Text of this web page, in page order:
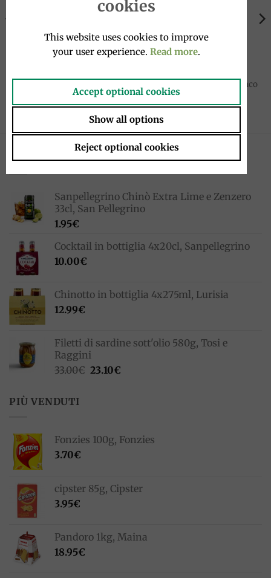
5.90€
Abbracci 350g, Mulino Bianco
5.50€
NOVITÀ
Sanpellegrino Chinò Extra Lime e Zenzero
33cl, San Pellegrino
1.95€
Cocktail in bottiglia 4x20cl, Sanpellegrino
10.00€
Chinotto in bottiglia 4x275ml, Lurisia
12.99€
Filetti di sardine sott'olio 580g, Tosi e
Raggini
33.00€ Il
23.10€Il
PIÙ VENDUTI
Fonzies 100g, Fonzies
3.70€
cipster 85g, Cipster
3.95€
Pandoro 1kg, Maina
18.95€
cookies
This website uses cookies to improve
your user experience. Read more.
Accept optional cookies
Show all options
Reject optional cookies